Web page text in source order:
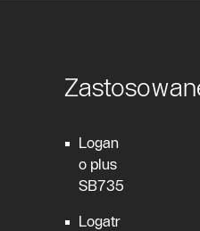
Logan
o plus
SB735
Logatr